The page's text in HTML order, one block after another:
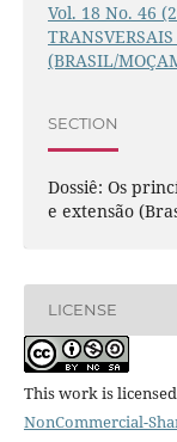
Vol. 18 No. 46
(BRASIL/
SECTION
Dossiê: Os
e extensão
LICENSE
This work is
NonCommercial-